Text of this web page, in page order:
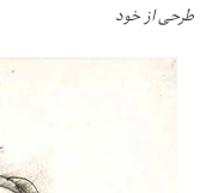
طرحی از خود